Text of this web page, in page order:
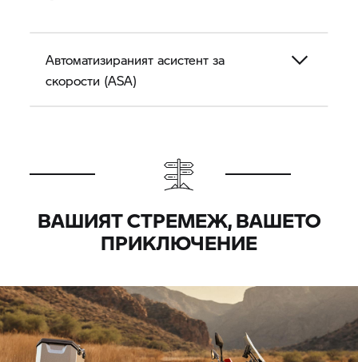
Автоматизираният асистент за
скорости (ASA)
ВАШИЯТ СТРЕМЕЖ, ВАШЕТО
ПРИКЛЮЧЕНИЕ